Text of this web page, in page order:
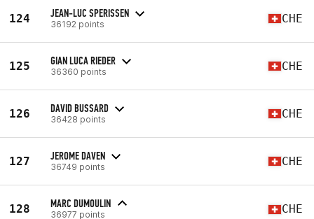
124 JEAN-LUC SPERISSEN
36192 points CHE
125 GIAN LUCA RIEDER
36360 points CHE
126 DAVID BUSSARD
36428 points CHE
127 JEROME DAVEN
36749 points CHE
128 MARC DUMOULIN
36977 points CHE